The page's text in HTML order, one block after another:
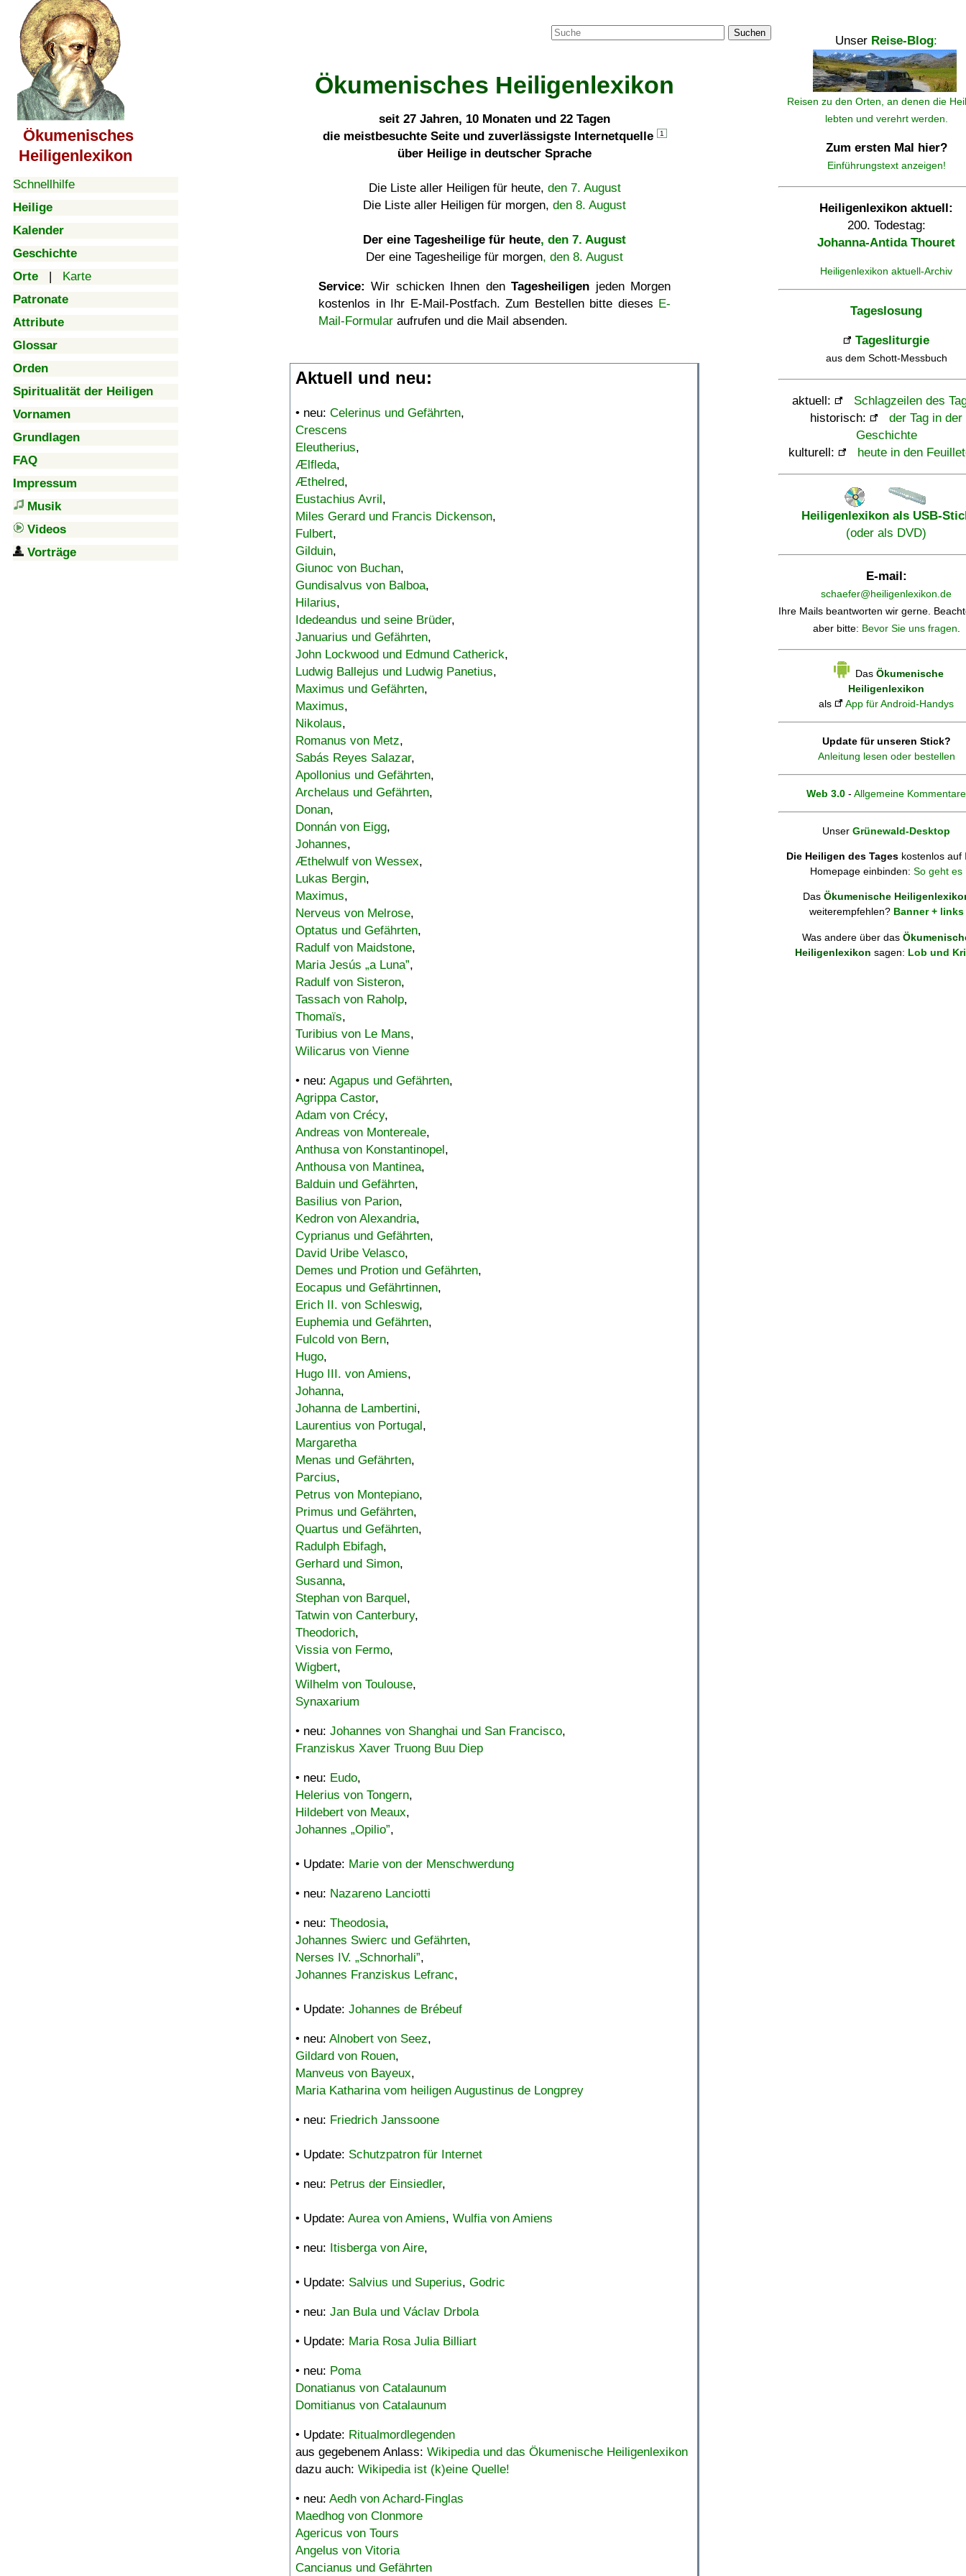
Ökumenisches
Heiligenlexikon
Schnellhilfe
Heilige
Kalender
Geschichte
Orte | Karte
Patronate
Attribute
Glossar
Orden
Spiritualität der Heiligen
Vornamen
Grundlagen
FAQ
Impressum
Musik
Videos
Vorträge
Suchen
Ökumenisches Heiligenlexikon
seit 27 Jahren, 10 Monaten und 22 Tagen
die meistbesuchte Seite und zuverlässigste Internetquelle
1
über Heilige in deutscher Sprache
Die Liste aller Heiligen für heute, den 7. August
Die Liste aller Heiligen für morgen, den 8. August
Der eine Tagesheilige für heute, den 7. August
Der eine Tagesheilige für morgen, den 8. August
Service: Wir schicken Ihnen denTagesheiligen jeden Morgen
kostenlos in Ihr E-Mail-Postfach. Zum Bestellen bitte dieses E-
Mail-Formular aufrufen und die Mail absenden.
Aktuell und neu:
• neu: Celerinus und Gefährten,
Crescens
Eleutherius,
Ælfleda,
Æthelred,
Eustachius Avril,
Miles Gerard und Francis Dickenson,
Fulbert,
Gilduin,
Giunoc von Buchan,
Gundisalvus von Balboa,
Hilarius,
Idedeandus und seine Brüder,
Januarius und Gefährten,
John Lockwood und Edmund Catherick,
Ludwig Ballejus und Ludwig Panetius,
Maximus und Gefährten,
Maximus,
Nikolaus,
Romanus von Metz,
Sabás Reyes Salazar,
Apollonius und Gefährten,
Archelaus und Gefährten,
Donan,
Donnán von Eigg,
Johannes,
Æthelwulf von Wessex,
Lukas Bergin,
Maximus,
Nerveus von Melrose,
Optatus und Gefährten,
Radulf von Maidstone,
Maria Jesús „a Luna”,
Radulf von Sisteron,
Tassach von Raholp,
Thomaïs,
Turibius von Le Mans,
Wilicarus von Vienne
• neu: Agapus und Gefährten,
Agrippa Castor,
Adam von Crécy,
Andreas von Montereale,
Anthusa von Konstantinopel,
Anthousa von Mantinea,
Balduin und Gefährten,
Basilius von Parion,
Kedron von Alexandria,
Cyprianus und Gefährten,
David Uribe Velasco,
Demes und Protion und Gefährten,
Eocapus und Gefährtinnen,
Erich II. von Schleswig,
Euphemia und Gefährten,
Fulcold von Bern,
Hugo,
Hugo III. von Amiens,
Johanna,
Johanna de Lambertini,
Laurentius von Portugal,
Margaretha
Menas und Gefährten,
Parcius,
Petrus von Montepiano,
Primus und Gefährten,
Quartus und Gefährten,
Radulph Ebifagh,
Gerhard und Simon,
Susanna,
Stephan von Barquel,
Tatwin von Canterbury,
Theodorich,
Vissia von Fermo,
Wigbert,
Wilhelm von Toulouse,
Synaxarium
• neu: Johannes von Shanghai und San Francisco,
Franziskus Xaver Truong Buu Diep
• neu: Eudo,
Helerius von Tongern,
Hildebert von Meaux,
Johannes „Opilio”,
• Update: Marie von der Menschwerdung
• neu: Nazareno Lanciotti
• neu: Theodosia,
Johannes Swierc und Gefährten,
Nerses IV. „Schnorhali”,
Johannes Franziskus Lefranc,
• Update: Johannes de Brébeuf
• neu: Alnobert von Seez,
Gildard von Rouen,
Manveus von Bayeux,
Maria Katharina vom heiligen Augustinus de Longprey
• neu: Friedrich Janssoone
• Update: Schutzpatron für Internet
• neu: Petrus der Einsiedler,
• Update: Aurea von Amiens, Wulfia von Amiens
• neu: Itisberga von Aire,
• Update: Salvius und Superius, Godric
• neu: Jan Bula und Václav Drbola
• Update: Maria Rosa Julia Billiart
• neu: Poma
Donatianus von Catalaunum
Domitianus von Catalaunum
• Update: Ritualmordlegenden
aus gegebenem Anlass: Wikipedia und das Ökumenische Heiligenlexikon
dazu auch: Wikipedia ist (k)eine Quelle!
• neu: Aedh von Achard-Finglas
Maedhog von Clonmore
Agericus von Tours
Angelus von Vitoria
Cancianus und Gefährten
Unser Reise-Blog:
Reisen zu den Orten, an denen die
lebten und verehrt werden.
Zum ersten Mal hier?
Einführungstext anzeigen!
Heiligenlexikon aktuell:
200. Todestag:
Johanna-Antida Thouret
Heiligenlexikon aktuell-Archiv
Tageslosung
Tagesliturgie
aus dem Schott-Messbuch
aktuell:
Schlagzeilen des
historisch:
der Tag in der
Geschichte
kulturell:
heute in den
Heiligenlexikon als USB-
(oder als DVD)
E-mail:
schaefer@heiligenlexikon.de
Ihre Mails beantworten wir gerne.
aber bitte: Bevor Sie uns fragen.
Das Ökumenische
Heiligenlexikon
als
App für Android-Handys
Update für unseren Stick?
Anleitung lesen oder bestellen
Web 3.0 - Allgemeine Kommentare
Unser Grünewald-Desktop
Die Heiligen des Tages kostenlos auf
Homepage einbinden: So geht es
Das Ökumenische
weiterempfehlen? Banner + links
Was andere über das
Heiligenlexikon sagen: Lob und